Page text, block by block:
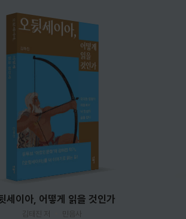
세이아, 어떻게 읽을 것인가
김태진 저
민음사